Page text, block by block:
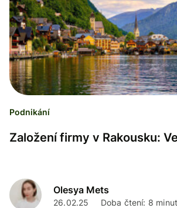
Podnikání
Založení firmy v Rakousku:
Olesya Mets
26.02.25 Doba čtení: 8 minut